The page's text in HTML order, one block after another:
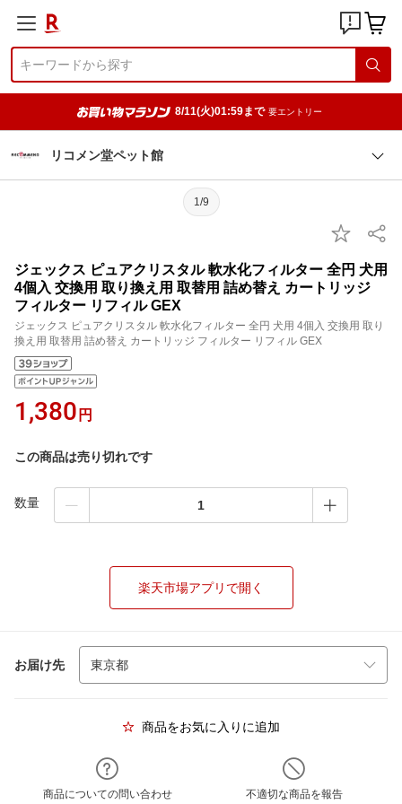
8/11(火)01:59まで 要エントリー
リコメン堂ペット館
1/9
ジェックス ピュアクリスタル 軟水化フィルター 全円 犬用
4個入 交換用 取り換え用 取替用 詰め替え カートリッジ
フィルター リフィル GEX
ジェックス ピュアクリスタル 軟水化フィルター 全円 犬用 4個入 交換用 取り
換え用 取替用 詰め替え カートリッジ フィルター リフィル GEX
1,380 円
この商品は売り切れです
数量
楽天市場アプリで開く
お届け先
商品をお気に入りに追加
商品についての問い合わせ 不適切な商品を報告